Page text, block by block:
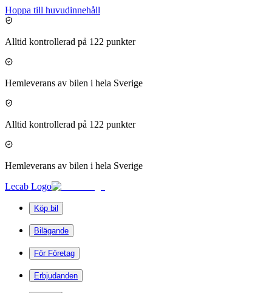
Hoppa till huvudinnehåll
Alltid kontrollerad på 122 punkter
Hemleverans av bilen i hela Sverige
Alltid kontrollerad på 122 punkter
Hemleverans av bilen i hela Sverige
Lecab Logo
Köp bil
Bilägande
För Företag
Erbjudanden